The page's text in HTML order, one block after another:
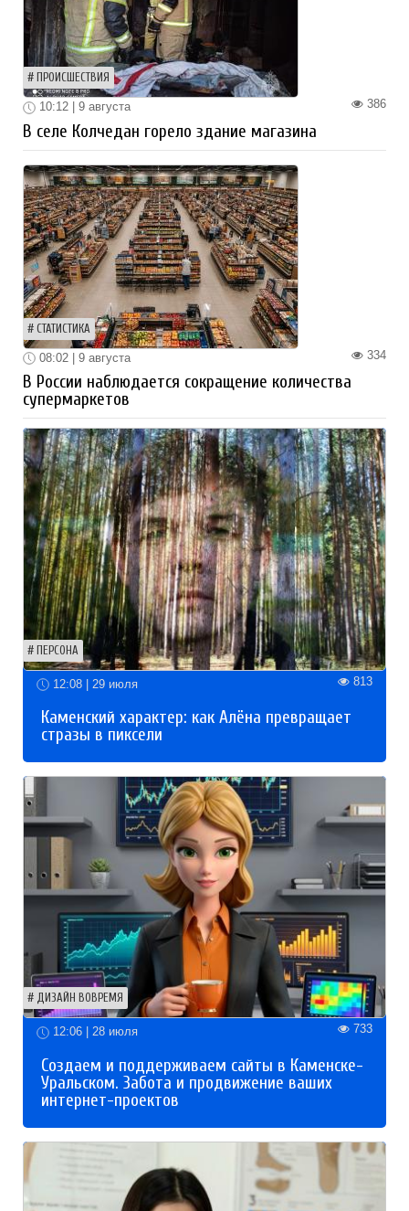
ПРОИСШЕСТВИЯ
386
10:12 | 9 августа
В селе Колчедан горело здание магазина
СТАТИСТИКА
334
08:02 | 9 августа
В России наблюдается сокращение количества
супермаркетов
ПЕРСОНА
12:08 | 29 июля 813
Каменский характер: как Алёна превращает
стразы в пиксели
ДИЗАЙН ВОВРЕМЯ
12:06 | 28 июля 733
Создаем и поддерживаем сайты в Каменске-
Уральском. Забота и продвижение ваших
интернет-проектов